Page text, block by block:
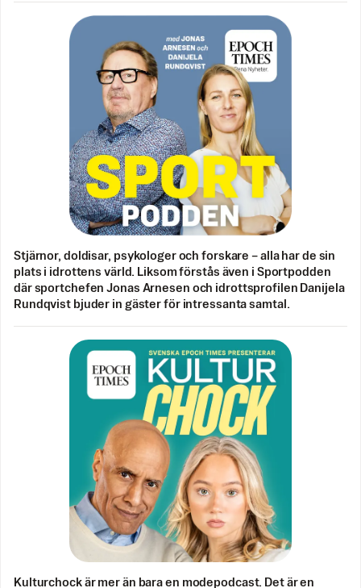
Stjärnor, doldisar, psykologer och forskare – alla har de sin
plats i idrottens värld. Liksom förstås även i Sportpodden
där sportchefen Jonas Arnesen och idrottsprofilen Danijela
Rundqvist bjuder in gäster för intressanta samtal.
Kulturchock är mer än bara en modepodcast. Det är en